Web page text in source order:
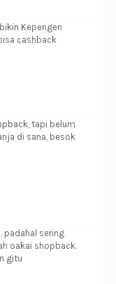
Kepengen
cashback
tapi belum
di sana, besok
padahal sering
oakai shopback.
gitu